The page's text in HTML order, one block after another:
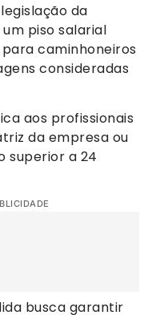
da
piso salarial
caminhoneiros
consideradas
aos profissionais
da empresa ou
superior a 24
busca garantir